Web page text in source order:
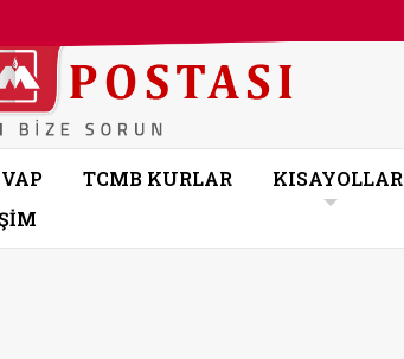
TCMB KURLAR KISAYOLLAR